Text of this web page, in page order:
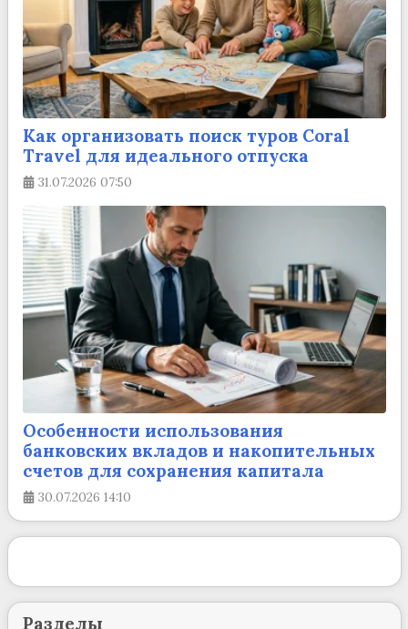
Как организовать поиск туров Coral
Travel для идеального отпуска
31.07.2026 07:50
Особенности использования
банковских вкладов и накопительных
счетов для сохранения капитала
30.07.2026 14:10
Разделы